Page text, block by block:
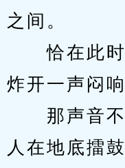
之间。
恰在此时
炸开一声闷响
那声音不
人在地底擂